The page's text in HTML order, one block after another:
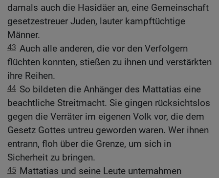
damals auch die Hasidäer an, eine Gemeinschaft
gesetzestreuer Juden, lauter kampftüchtige
Männer.
43 Auch alle anderen, die vor den Verfolgern
flüchten konnten, stießen zu ihnen und verstärkten
ihre Reihen.
44 So bildeten die Anhänger des Mattatias eine
beachtliche Streitmacht. Sie gingen rücksichtslos
gegen die Verräter im eigenen Volk vor, die dem
Gesetz Gottes untreu geworden waren. Wer ihnen
entrann, floh über die Grenze, um sich in
Sicherheit zu bringen.
45 Mattatias und seine Leute unternahmen